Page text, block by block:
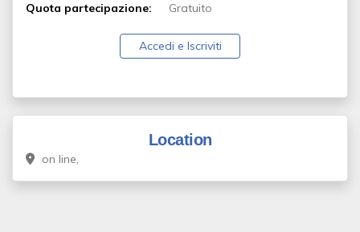
Quota partecipazione:
Gratuito
Accedi e Iscriviti
Location
on line,